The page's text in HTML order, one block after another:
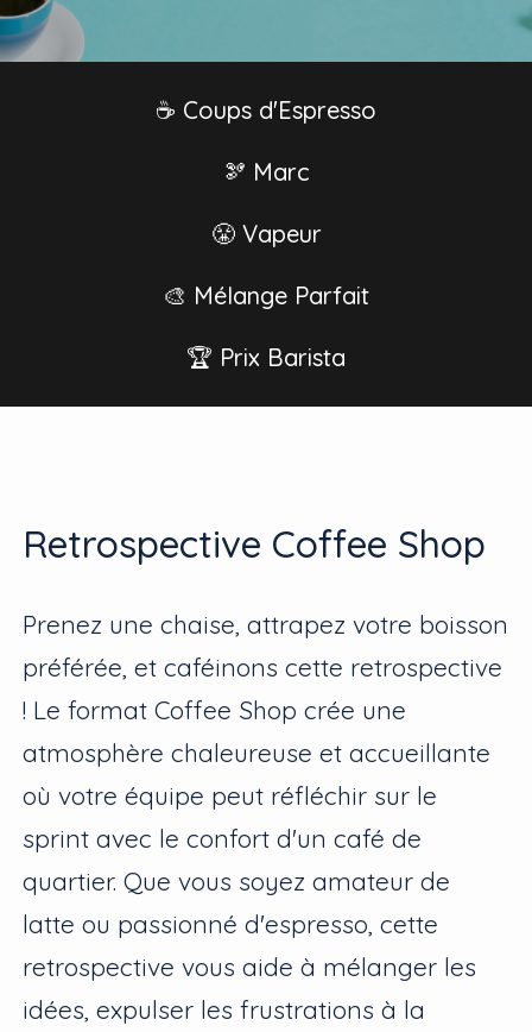
☕ Coups d'Espresso
🫘 Marc
😤 Vapeur
🎨 Mélange Parfait
🏆 Prix Barista
Retrospective Coffee Shop
Prenez une chaise, attrapez votre boisson
préférée, et caféinons cette retrospective
! Le format Coffee Shop crée une
atmosphère chaleureuse et accueillante
où votre équipe peut réfléchir sur le
sprint avec le confort d'un café de
quartier. Que vous soyez amateur de
latte ou passionné d'espresso, cette
retrospective vous aide à mélanger les
idées, expulser les frustrations à la